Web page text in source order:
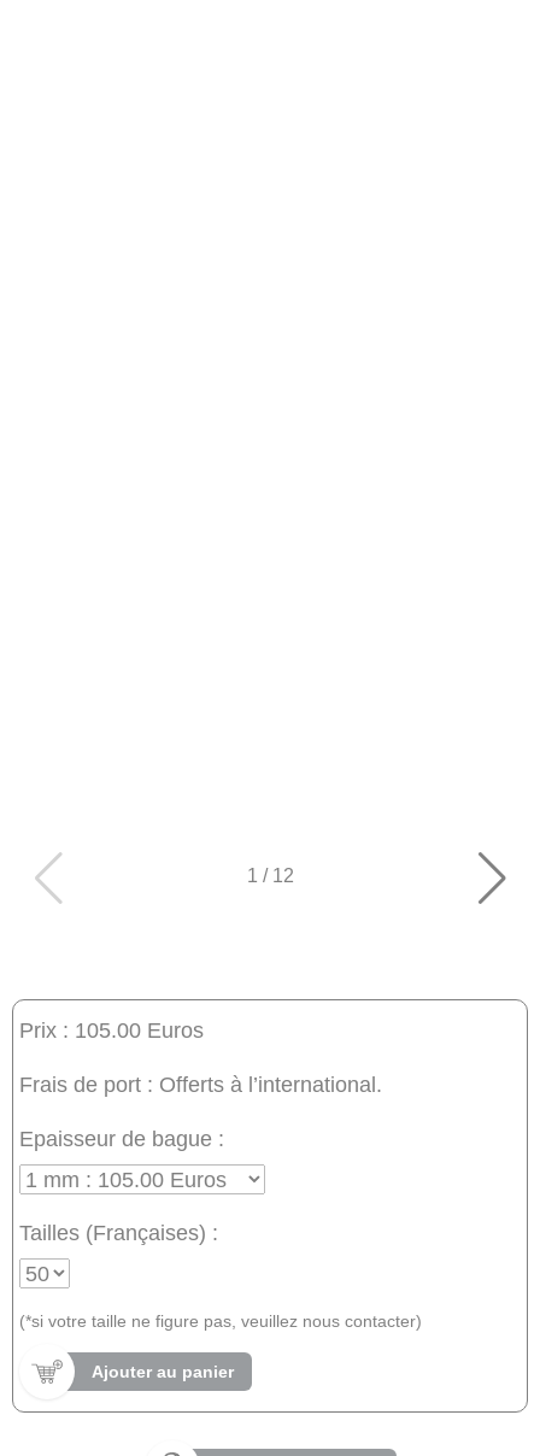
1 / 12
Prix : 105.00 Euros
Frais de port : Offerts à l’international.
Epaisseur de bague :
Tailles (Françaises) :
(*si votre taille ne figure pas, veuillez nous contacter)
Ajouter au panier